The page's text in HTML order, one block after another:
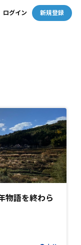
ログイン 新規登録
物語を終わら